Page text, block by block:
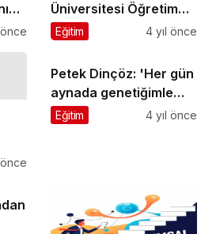
Üniversitesi Öğretim
Üyesi Doç. Dr. Yudum
sorunlarını
değerlendirdi: “Anlayış
ve sınır konusunda
aşırı uçlara gitmek en
Eğitim 4 yıl önce
Petek Dinçöz: 'Her gün
aynada genetiğimle
oynuyorum'
Eğitim 4 yıl önce